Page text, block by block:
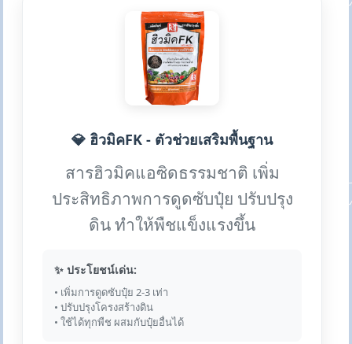
💎 ฮิวมิคFK - ตัวช่วยเสริมพื้นฐาน
สารฮิวมิคแอซิดธรรมชาติ เพิ่ม
ประสิทธิภาพการดูดซับปุ๋ย ปรับปรุง
ดิน ทำให้พืชแข็งแรงขึ้น
✨ ประโยชน์เด่น:
• เพิ่มการดูดซับปุ๋ย 2-3 เท่า
• ปรับปรุงโครงสร้างดิน
• ใช้ได้ทุกพืช ผสมกับปุ๋ยอื่นได้